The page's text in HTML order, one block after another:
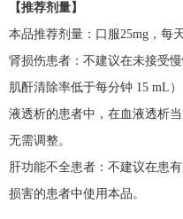
【推荐剂量】
本品推荐剂量： 口服25mg，每
肾损伤患者： 不建议在未接受
肌酐清除率低于每分钟 15 mL
液透析的患者中，在血液透析
无需调整。
肝功能不全患者： 不建议在患
损害的患者中使用本品。